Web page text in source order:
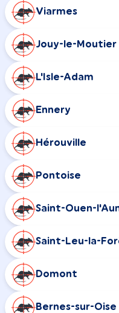
Viarmes
Jouy-le-Moutier
L'Isle-Adam
Ennery
Hérouville
Pontoise
Saint-Ouen-
Saint-Leu-la-
Domont
Bernes-sur-Oise